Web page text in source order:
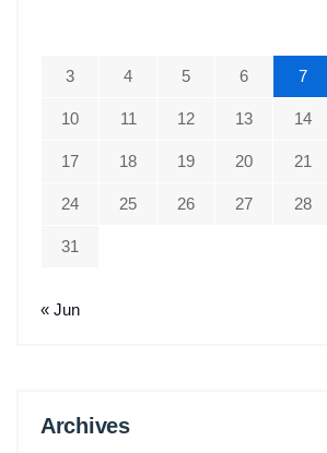
3 4 5 6 7
10 11 12 13 14
17 18 19 20 21
24 25 26 27 28
31
« Jun
ArchivesArchives